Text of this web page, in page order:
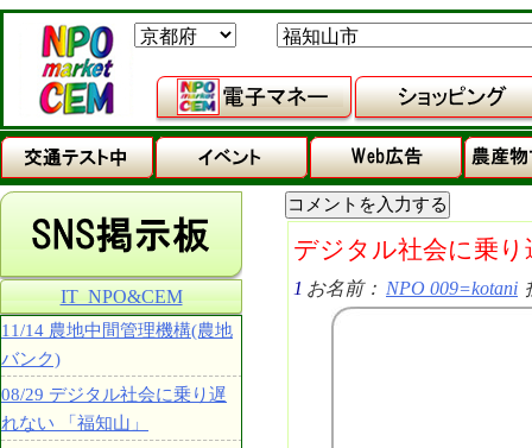
デジタル社会に乗
1 お名前： NPO 009=kotani
IT_NPO&CEM
11/14 農地中間管理機構(農地
バンク)
08/29 デジタル社会に乗り遅
れない 「福知山」